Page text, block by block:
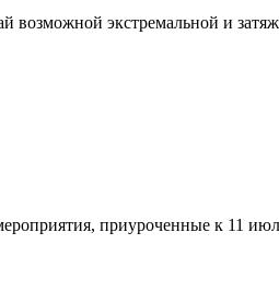
возможной экстремальной и
приуроченные к 11